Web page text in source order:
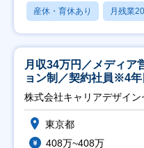
産休・育休あり 月残業
月収34万円／メディ
ョン制／契約社員※4
株式会社キャリアデザイン
東京都
408万~408万